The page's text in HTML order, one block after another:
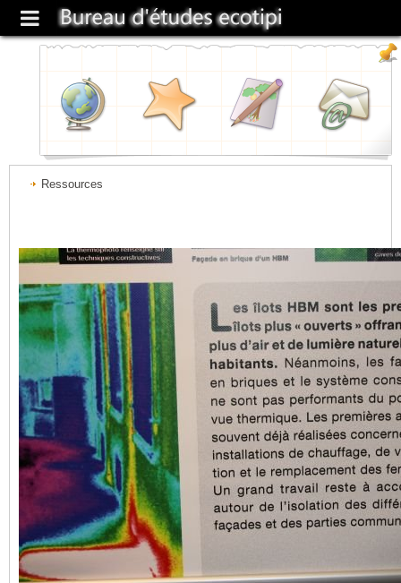
Ressources